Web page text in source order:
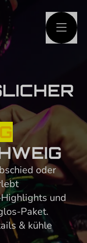
oder
und
Paket.
& kühle